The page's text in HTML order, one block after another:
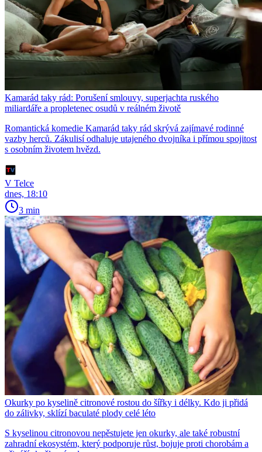
Kamarád taky rád: Porušení smlouvy, superjachta ruského
miliardáře a propletenec osudů v reálném životě
Romantická komedie Kamarád taky rád skrývá zajímavé rodinné
vazby herců. Zákulisí odhaluje utajeného dvojníka i přímou spojitost
s osobním životem hvězd.
V Telce
dnes, 18:10
3 min
Okurky po kyselině citronové rostou do šířky i délky. Kdo ji přidá
do zálivky, sklízí baculaté plody celé léto
S kyselinou citronovou nepěstujete jen okurky, ale také robustní
zahradní ekosystém, který podporuje růst, bojuje proti chorobám a